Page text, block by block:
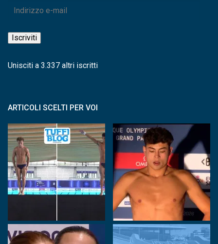
Indirizzo
mail
Iscriviti
Unisciti a 3.337 altri iscritti
ARTICOLI SCELTI PER VOI